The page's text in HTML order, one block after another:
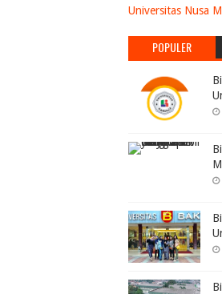
Universitas Nusa
POPULER